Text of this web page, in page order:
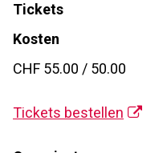
Tickets
Kosten
CHF 55.00 / 50.00
Tickets bestellen